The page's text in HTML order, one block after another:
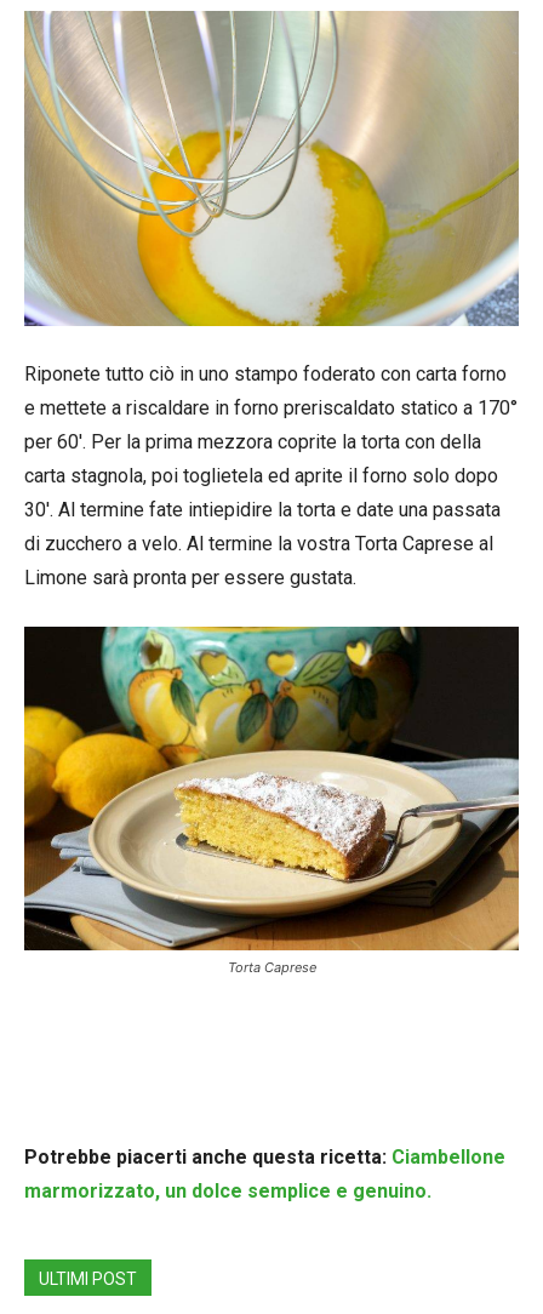
Riponete tutto ciò in uno stampo foderato con carta forno
e mettete a riscaldare in forno preriscaldato statico a 170°
per 60′. Per la prima mezzora coprite la torta con della
carta stagnola, poi toglietela ed aprite il forno solo dopo
30′. Al termine fate intiepidire la torta e date una passata
di zucchero a velo. Al termine la vostra Torta Caprese al
Limone sarà pronta per essere gustata.
Torta Caprese
Potrebbe piacerti anche questa ricetta: Ciambellone
marmorizzato, un dolce semplice e genuino.
ULTIMI POST